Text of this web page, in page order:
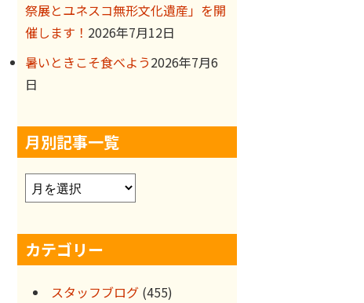
祭展とユネスコ無形文化遺産」を開
催します！ 2026年7月12日
暑いときこそ食べよう2026年7月6
日
月別記事一覧
ア
ー
イ
ブ
カテゴリー
スタッフブログ (455)